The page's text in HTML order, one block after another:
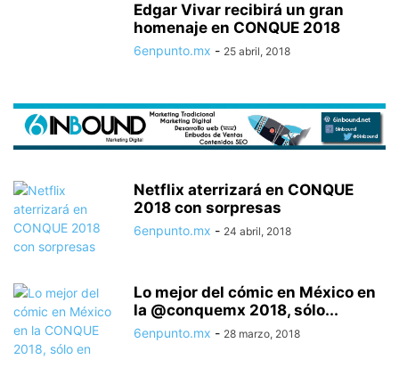
Edgar Vivar recibirá un gran
homenaje en CONQUE 2018
6enpunto.mx - 25 abril, 2018
Netflix aterrizará en CONQUE
2018 con sorpresas
6enpunto.mx - 24 abril, 2018
Lo mejor del cómic en México en
la @conquemx 2018, sólo...
6enpunto.mx - 28 marzo, 2018